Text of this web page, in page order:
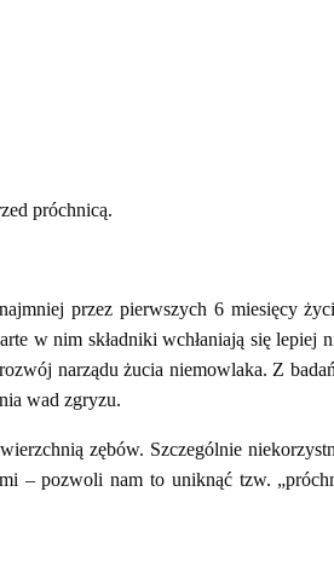
próchnicą.
przez pierwszych 6 miesięcy
w nim składniki wchłaniają się
narządu żucia niemowlaka. Z
wad zgryzu.
zębów. Szczególnie
– pozwoli nam to uniknąć tzw.